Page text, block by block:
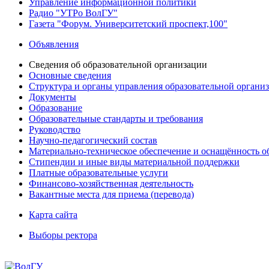
Управление информационной политики
Радио "УТРо ВолГУ"
Газета "Форум. Университетский проспект,100"
Объявления
Сведения об образовательной организации
Основные сведения
Структура и органы управления образовательной
Документы
Образование
Образовательные стандарты и требования
Руководство
Научно-педагогический состав
Материально-техническое обеспечение и оснащённость
Стипендии и иные виды материальной поддержки
Платные образовательные услуги
Финансово-хозяйственная деятельность
Вакантные места для приема (перевода)
Карта сайта
Выборы ректора